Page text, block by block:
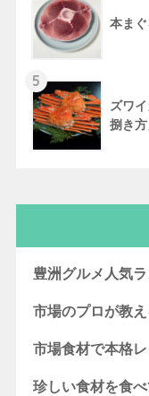
本ま
5
ズワ
捌き
豊洲グルメ人気
市場のプロが教
市場食材で本格
珍しい食材を食